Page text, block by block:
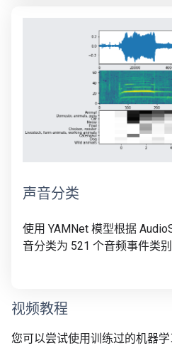
声音分类
使用 YAMNet 模型根据
音分类为 521 个音频事件类别
视频教程
您可以尝试使用训练过的机器